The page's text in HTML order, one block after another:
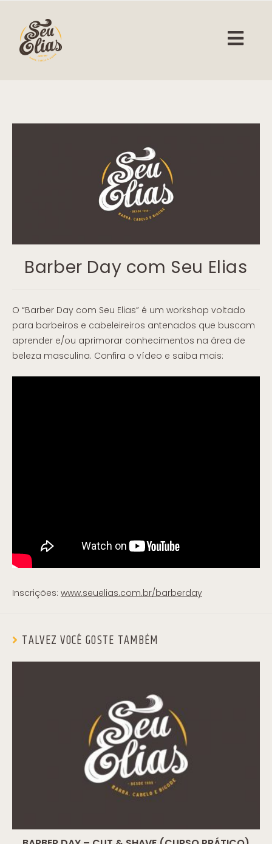
Barber Day com Seu Elias
O “Barber Day com Seu Elias” é um workshop voltado
para barbeiros e cabeleireiros antenados que buscam
aprender e/ou aprimorar conhecimentos na área de
beleza masculina. Confira o vídeo e saiba mais:
Inscrições: www.seuelias.com.br/barberday
TALVEZ VOCÊ GOSTE TAMBÉM